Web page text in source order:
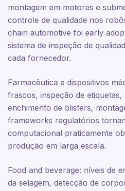
montagem em motores e
controle de qualidade nos
chain automotive foi early
sistema de inspeção de
cada fornecedor.
Farmacêutica e dispositivos
frascos, inspeção de
enchimento de blisters,
frameworks regulatórios
computacional praticamente
produção em larga escala.
Food and beverage: níveis de
da selagem, detecção de